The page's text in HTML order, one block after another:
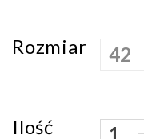
Rozmiar
Ilość